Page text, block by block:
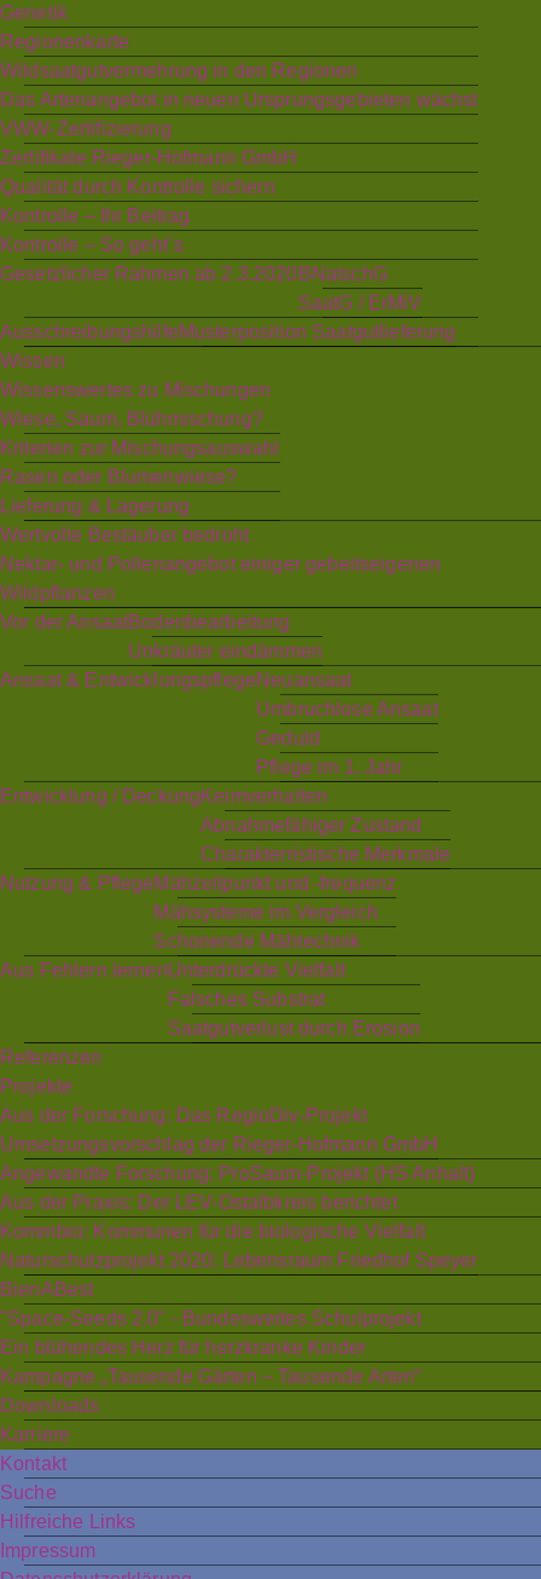
Genetik
Regionenkarte
Wildsaatgutvermehrung in den Regionen
Das Artenangebot in neuen Ursprungsgebieten wächst
VWW-Zertifizierung
Zertifikate Rieger-Hofmann GmbH
Qualität durch Kontrolle sichern
Kontrolle – Ihr Beitrag
Kontrolle – So geht´s
Gesetzlicher Rahmen ab 2.3.2020 BNatschG
SaatG / ErMiV
AusschreibungshilfeMusterposition Saatgutlieferung
Wissen
Wissenswertes zu Mischungen
Wiese, Saum, Blühmischung?
Kriterien zur Mischungsauswahl
Rasen oder Blumenwiese?
Lieferung & Lagerung
Wertvolle Bestäuber bedroht
Nektar- und Pollenangebot einiger gebeitseigenen
Wildpflanzen
Vor der AnsaatBodenbearbeitung
Unkräuter eindämmen
Ansaat & EntwicklungspflegeNeuansaat
Umbruchlose Ansaat
Geduld
Pflege im 1. Jahr
Entwicklung / Deckung Keimverhalten
Abnahmefähiger Zustand
Charakterristische Merkmale
Nutzung & PflegeMähzeitpunkt und -frequenz
Mähsysteme im Vergleich
Schonende Mähtechnik
Aus Fehlern lernenUnterdrückte Vielfalt
Falsches Substrat
Saatgutverlust durch Erosion
Referenzen
Projekte
Aus der Forschung: Das RegioDiv-Projekt
Umsetzungsvorschlag der Rieger-Hofmann GmbH
Angewandte Forschung: ProSaum-Projekt (HS Anhalt)
Aus der Praxis: Der LEV-Ostalbkreis berichtet
Kommbio: Kommunen für die biologische Vielfalt
Naturschutzprojekt 2020: Lebensraum Friedhof Speyer
BienABest
"Space-Seeds 2.0" - Bundesweites Schulprojekt
Ein blühendes Herz für herzkranke Kinder
Kampagne „Tausende Gärten – Tausende Arten“
Downloads
Karriere
Kontakt
Suche
Hilfreiche Links
Impressum